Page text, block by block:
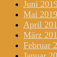
Juni
Mai 2019
April
März
Februar